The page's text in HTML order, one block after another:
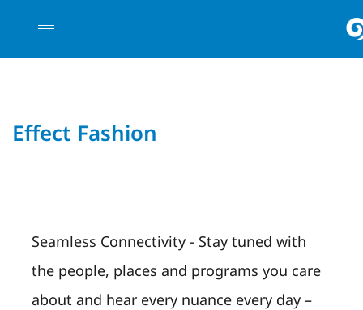
Effect Fashion
Seamless Connectivity - Stay tuned with
the people, places and programs you care
about and hear every nuance every day –